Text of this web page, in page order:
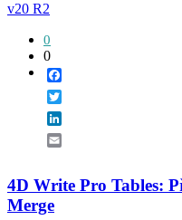
v20 R2
0
0
4D Write Pro Tables:
Merge